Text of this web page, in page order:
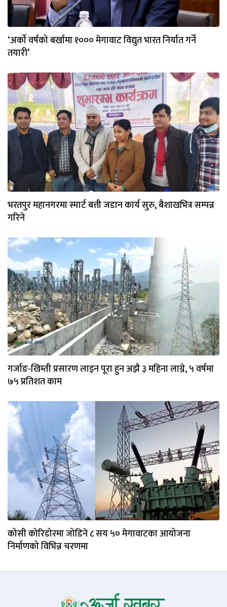
‘अर्को वर्षको बर्खामा १००० मेगावाट विद्युत भारत निर्यात गर्ने
तयारी’
भरतपुर महानगरमा स्मार्ट बत्ती जडान कार्य सुरु, बैशाखभित्र सम्पन्न
गरिने
गर्जाङ-खिम्ती प्रसारण लाइन पूरा हुन अझै ३ महिना लाग्ने, ५ वर्षमा
७५ प्रतिशत काम
कोसी कोरिडोरमा जोडिने ८ सय ५० मेगावाटका आयोजना
निर्माणको विभिन्न चरणमा